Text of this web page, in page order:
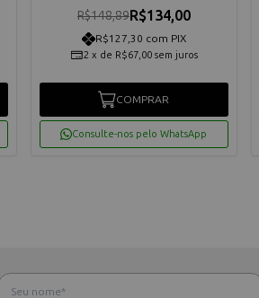
R$148,89R$134,00
R$127,30 com PIX
2 x de R$67,00 sem juros
COMPRAR
Consulte-nos pelo WhatsApp